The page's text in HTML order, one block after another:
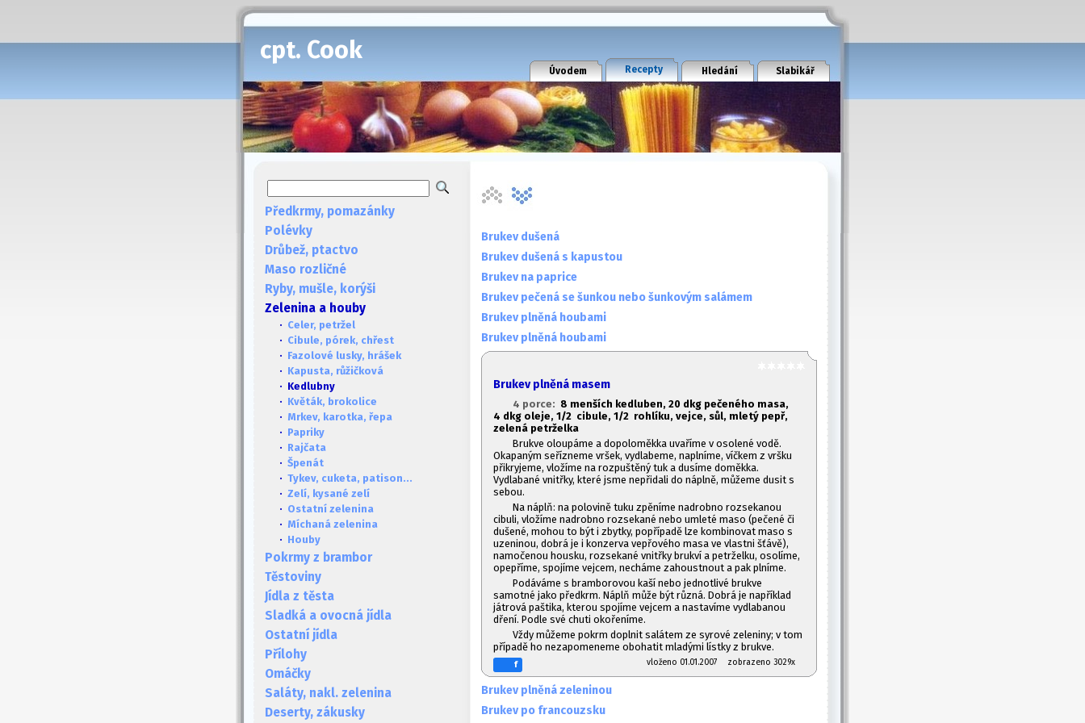
cpt. Cook
Úvodem Recepty Hledání Slabikář
Předkrmy, pomazánky
Polévky
Drůbež, ptactvo
Maso rozličné
Ryby, mušle, korýši
Zelenina a houby
· Celer, petržel
· Cibule, pórek, chřest
· Fazolové lusky, hrášek
· Kapusta, růžičková
· Kedlubny
· Květák, brokolice
· Mrkev, karotka, řepa
· Papriky
· Rajčata
· Špenát
· Tykev, cuketa, patison...
· Zelí, kysané zelí
· Ostatní zelenina
· Míchaná zelenina
· Houby
Pokrmy z brambor
Těstoviny
Jídla z těsta
Sladká a ovocná jídla
Ostatní jídla
Přílohy
Omáčky
Saláty, nakl. zelenina
Deserty, zákusky
Brukev dušená
Brukev dušená s kapustou
Brukev na paprice
Brukev pečená se šunkou nebo šunkovým salámem
Brukev plněná houbami
Brukev plněná houbami
Brukev plněná masem
4 porce: 8 menších kedluben, 20 dkg pečeného masa,
4 dkg oleje, 1/2 cibule, 1/2 rohlíku, vejce, sůl, mletý pepř,
zelená petrželka
Brukve oloupáme a dopoloměkka uvaříme v osolené vodě.
Okapaným seřízneme vršek, vydlabeme, naplníme, víčkem z vršku
přikryjeme, vložíme na rozpuštěný tuk a dusíme doměkka.
Vydlabané vnitřky, které jsme nepřidali do náplně, můžeme dusit s
sebou.
Na náplň: na polovině tuku zpěníme nadrobno rozsekanou
cibuli, vložíme nadrobno rozsekané nebo umleté maso (pečené či
dušené, mohou to být i zbytky, popřípadě lze kombinovat maso s
uzeninou, dobrá je i konzerva vepřového masa ve vlastni šťávě),
namočenou housku, rozsekané vnitřky brukví a petrželku, osolíme,
opepříme, spojíme vejcem, necháme zahoustnout a pak plníme.
Podáváme s bramborovou kaší nebo jednotlivé brukve
samotné jako předkrm. Náplň může být různá. Dobrá je například
játrová paštika, kterou spojíme vejcem a nastavíme vydlabanou
dření. Podle své chuti okořeníme.
Vždy můžeme pokrm doplnit salátem ze syrové zeleniny; v tom
případě ho nezapomeneme obohatit mladými lístky z brukve.
f vloženo 01.01.2007 zobrazeno 3029x
Brukev plněná zeleninou
Brukev po francouzsku